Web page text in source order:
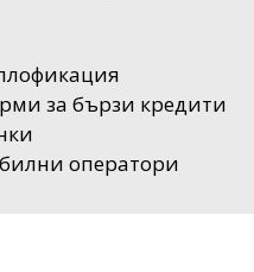
за бързи кредити
оператори